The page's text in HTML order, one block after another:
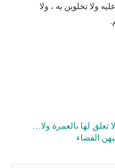
ولا تخلوين به ، ولا
لها بالعمرة ولا…
القضاء